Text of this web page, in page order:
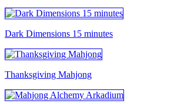
Dark Dimensions 15 minutes
Thanksgiving Mahjong